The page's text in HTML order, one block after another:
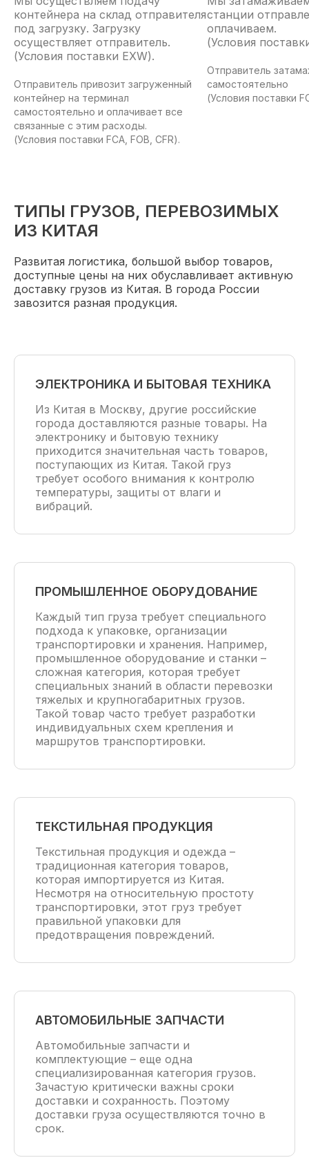
контейнера на склад отправителя
под загрузку. Загрузку
осуществляет отправитель.
(Условия поставки EXW).
Отправитель привозит загруженный
контейнер на терминал
самостоятельно и оплачивает все
связанные с этим расходы.
(Условия поставки FCA, FOB, CFR).
станции
оплачиваем.
(Условия
Отправитель
самостоятельно
(Условия поставки
ТИПЫ ГРУЗОВ, ПЕРЕВОЗИМЫХ
ИЗ КИТАЯ
Развитая логистика, большой выбор товаров,
доступные цены на них обуславливает активную
доставку грузов из Китая. В города России
завозится разная продукция.
ЭЛЕКТРОНИКА И БЫТОВАЯ ТЕХНИКА
Из Китая в Москву, другие российские
города доставляются разные товары. На
электронику и бытовую технику
приходится значительная часть товаров,
поступающих из Китая. Такой груз
требует особого внимания к контролю
температуры, защиты от влаги и
вибраций.
ПРОМЫШЛЕННОЕ ОБОРУДОВАНИЕ
Каждый тип груза требует специального
подхода к упаковке, организации
транспортировки и хранения. Например,
промышленное оборудование и станки –
сложная категория, которая требует
специальных знаний в области перевозки
тяжелых и крупногабаритных грузов.
Такой товар часто требует разработки
индивидуальных схем крепления и
маршрутов транспортировки.
ТЕКСТИЛЬНАЯ ПРОДУКЦИЯ
Текстильная продукция и одежда –
традиционная категория товаров,
которая импортируется из Китая.
Несмотря на относительную простоту
транспортировки, этот груз требует
правильной упаковки для
предотвращения повреждений.
АВТОМОБИЛЬНЫЕ ЗАПЧАСТИ
Автомобильные запчасти и
комплектующие – еще одна
специализированная категория грузов.
Зачастую критически важны сроки
доставки и сохранность. Поэтому
доставки груза осуществляются точно в
срок.